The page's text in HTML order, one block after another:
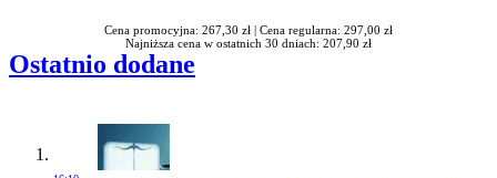
Cena promocyjna: 267,30 zł | Cena regularna: 297,00 zł
Najniższa cena w ostatnich 30 dniach: 207,90 zł
Ostatnio dodane